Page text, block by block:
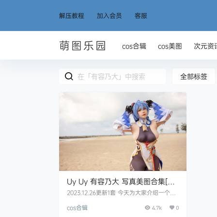
解压教程 加入会员 客服
萌图乐园 cos合辑 cos美图 次元资
全部标签
Uy Uy 有容乃大 写真美图合集[76
套][持续更新]
2023.12.26更新1套 今天为大家介绍一个越
小姐姐作品出的蛮多而且wan的比较开，加
cos合辑 4.7k 0